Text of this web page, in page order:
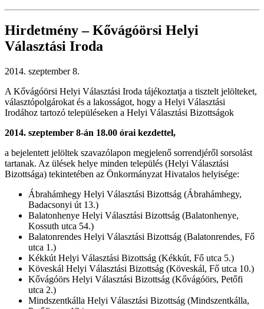
Hirdetmény – Kővágóörsi Helyi
Választási Iroda
2014. szeptember 8.
A Kővágóörsi Helyi Választási Iroda tájékoztatja a tisztelt jelölteket,
választópolgárokat és a lakosságot, hogy a Helyi Választási
Irodához tartozó településeken a Helyi Választási Bizottságok
2014. szeptember 8-án 18.00 órai kezdettel,
a bejelentett jelöltek szavazólapon megjelenő sorrendjéről sorsolást
tartanak. Az ülések helye minden település (Helyi Választási
Bizottsága) tekintetében az Önkormányzat Hivatalos helyisége:
Ábrahámhegy Helyi Választási Bizottság (Ábrahámhegy,
Badacsonyi út 13.)
Balatonhenye Helyi Választási Bizottság (Balatonhenye,
Kossuth utca 54.)
Balatonrendes Helyi Választási Bizottság (Balatonrendes, Fő
utca 1.)
Kékkút Helyi Választási Bizottság (Kékkút, Fő utca 5.)
Köveskál Helyi Választási Bizottság (Köveskál, Fő utca 10.)
Kővágóörs Helyi Választási Bizottság (Kővágóörs, Petőfi
utca 2.)
Mindszentkálla Helyi Választási Bizottság (Mindszentkálla,